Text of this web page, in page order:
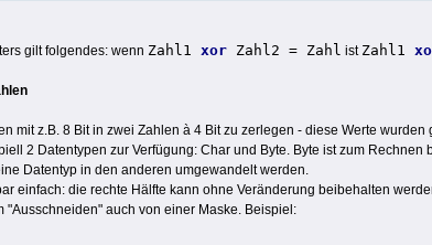
gilt folgendes: wenn Zahl1 xor Zahl2 = Zahl ist Zahl1
mit z.B. 8 Bit in zwei Zahlen à 4 Bit zu zerlegen - diese Werte
2 Datentypen zur Verfügung: Char und Byte. Byte ist zum
Datentyp in den anderen umgewandelt werden.
einfach: die rechte Hälfte kann ohne Veränderung beibehalten
auch von einer Maske. Beispiel: